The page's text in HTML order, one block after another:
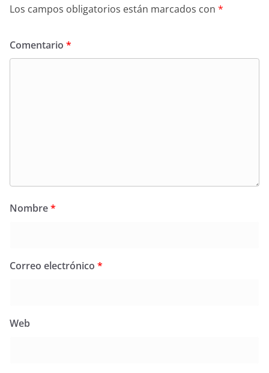
Los campos obligatorios están marcados con *
Comentario *
Nombre*
Correo electrónico *
Web